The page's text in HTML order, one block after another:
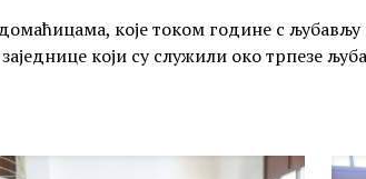
које током године с љубављу
који су служили око трпезе